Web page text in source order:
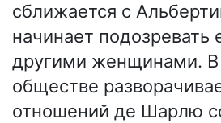
сближается с
начинает подозревать
другими женщинами. В
обществе
отношений де Шарлю